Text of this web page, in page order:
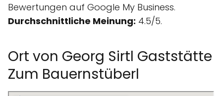
Bewertungen auf Google My Business.
Durchschnittliche Meinung: 4.5/5.
Ort von Georg Sirtl Gaststätte
Zum Bauernstüberl